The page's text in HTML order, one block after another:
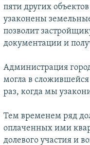
пяти других
узаконены
позволит
документации и
Администрация
могла в
раз, когда мы
Тем временем ряд
оплаченных ими
долевого участия и